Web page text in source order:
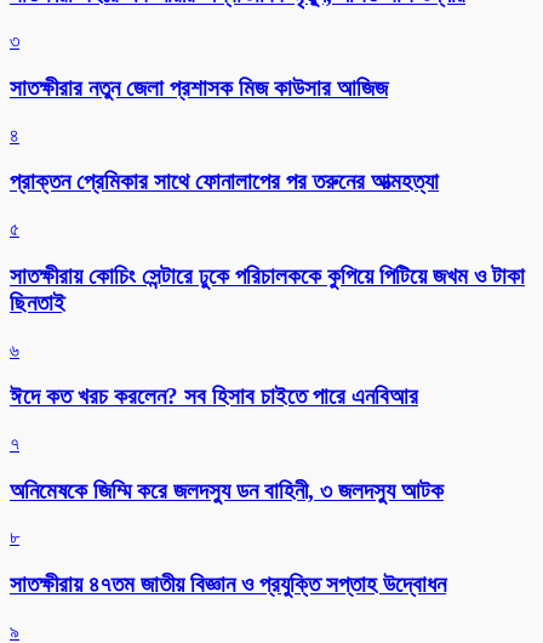
৩
সাতক্ষীরার নতুন জেলা প্রশাসক মিজ কাউসার আজিজ
৪
প্রাক্তন প্রেমিকার সাথে ফোনালাপের পর তরুনের আত্মহত্যা
৫
সাতক্ষীরায় কোচিং সেন্টারে ঢুকে পরিচালককে কুপিয়ে পিটিয়ে জখম ও টাকা
ছিনতাই
৬
ঈদে কত খরচ করলেন? সব হিসাব চাইতে পারে এনবিআর
৭
অনিমেষকে জিম্মি করে জলদস্যু ডন বাহিনী, ৩ জলদস্যু আটক
৮
সাতক্ষীরায় ৪৭তম জাতীয় বিজ্ঞান ও প্রযুক্তি সপ্তাহ উদ্বোধন
৯